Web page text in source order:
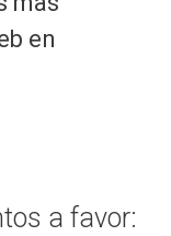
en
a favor: